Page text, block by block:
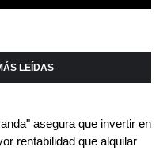
LEÍDAS
asegura que invertir en
rentabilidad que alquilar